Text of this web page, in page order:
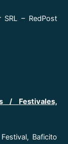
SRL – RedPost
/ Festivales,
Baficito